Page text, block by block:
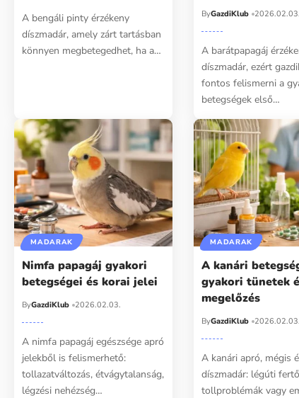
A bengáli pinty érzékeny
díszmadár, amely zárt tartásban
könnyen megbetegedhet, ha a…
ByGazdiKlub 2026.02.03.
A barátpapagáj
díszmadár, ezért
fontos felismerni a
betegségek első…
MADARAK
Nimfa papagáj gyakori
betegségei és korai jelei
ByGazdiKlub 2026.02.03.
A nimfa papagáj egészsége apró
jelekből is felismerhető:
tollazatváltozás, étvágytalanság,
légzési nehézség…
MADARAK
A kanári
gyakori tünetek
megelőzés
ByGazdiKlub 2026.02.03.
A kanári apró, mégis
díszmadár: légúti
tollproblémák vagy